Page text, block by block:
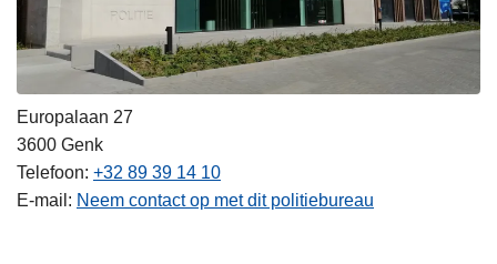
Europalaan 27
3600 Genk
Telefoon +32 89 39 14 10
E-mail
Neem contact op met dit politiebureau